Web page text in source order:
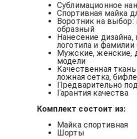
Сублимационное
Спортивная майка
Воротник на выбор:
образный
Нанесение дизайна,
логотипа и фамилии
Мужские, женские,
модели
Качественная
ложная сетка,
Предварительно
Гарантия качества
Комплект состоит из:
Майка спортивная
Шорты